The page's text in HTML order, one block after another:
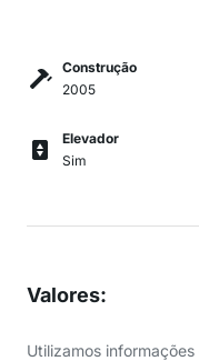
Construção
2005
Elevador
Sim
Valores:
Utilizamos